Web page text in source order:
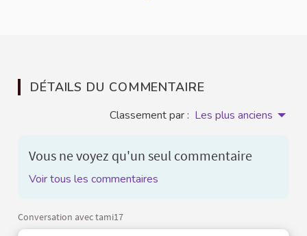
DÉTAILS DU COMMENTAIRE
Classement par : Les plus anciens
Vous ne voyez qu'un seul commentaire
Voir tous les commentaires
Conversation avec tami17